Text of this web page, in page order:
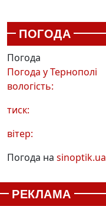
ПОГОДА
Погода
Погода уТернополі
вологість:
тиск:
вітер:
Погода на sinoptik.ua
РЕКЛАМА